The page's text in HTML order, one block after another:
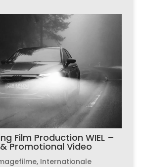
Film Production WIEL –
Promotional Video
, Internationale